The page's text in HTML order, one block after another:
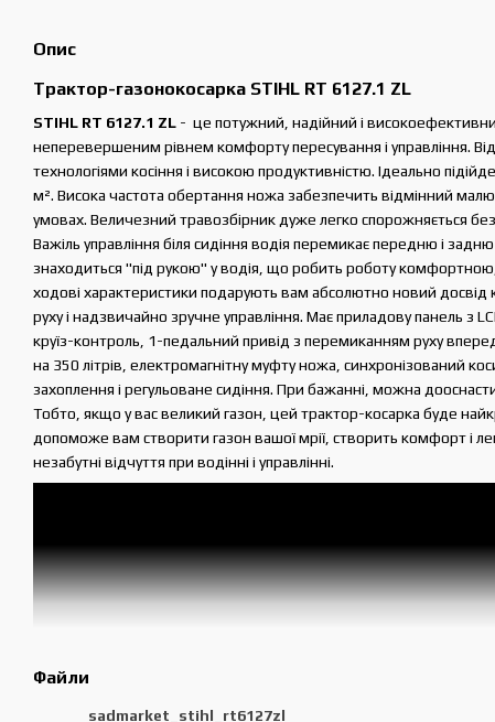
Опис
Трактор-газонокосарка STIHL RT 6127.1 ZL
STIHL RT 6127.1 ZL - це потужний, надійний і
неперевершеним рівнем комфорту пересування і управління.
технологіями косіння і високою продуктивністю. Ідеально
м². Висока частота обертання ножа забезпечить відмінний
умовах. Величезний травозбірник дуже легко спорожняється
Важіль управління біля сидіння водія перемикає передню і
знаходиться "під рукою" у водія, що робить роботу
ходові характеристики подарують вам абсолютно новий досвід
руху і надзвичайно зручне управління. Має приладову панель з
круїз-контроль, 1-педальний привід з перемиканням руху
на 350 літрів, електромагнітну муфту ножа, синхронізований
захоплення і регульоване сидіння. При бажанні, можна
Тобто, якщо у вас великий газон, цей трактор-косарка буде
допоможе вам створити газон вашої мрії, створить комфорт і
незабутні відчуття при водінні і управлінні.
Файли
sadmarket_stihl_rt6127zl